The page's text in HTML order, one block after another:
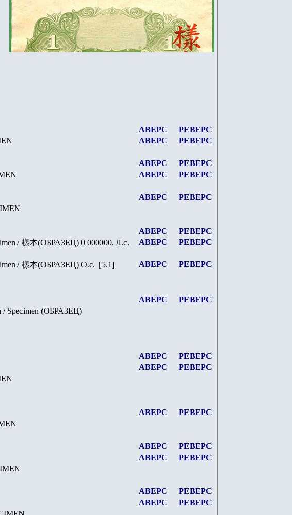
АВЕРС
РЕВЕРС
АВЕРС РЕВЕРС
АВЕРС
РЕВЕРС
АВЕРС РЕВЕРС
АВЕРС
РЕВЕРС
АВЕРС
РЕВЕРС
/ 樣本(ОБРАЗЕЦ) 0 000000. Л.с.
АВЕРС РЕВЕРС
/ 樣本(ОБРАЗЕЦ) О.с. [5.1] АВЕРС РЕВЕРС
АВЕРС
РЕВЕРС
/ Specimen (ОБРАЗЕЦ)
АВЕРС
РЕВЕРС
АВЕРС
РЕВЕРС
АВЕРС
РЕВЕРС
АВЕРС
РЕВЕРС
АВЕРС
РЕВЕРС
АВЕРС
РЕВЕРС
АВЕРС
РЕВЕРС